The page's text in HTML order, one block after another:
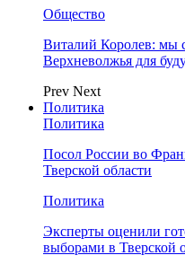
Общество
Виталий Королев: мы
Верхневолжья для
Prev Next
Политика
Политика
Посол России во
Тверской области
Политика
Эксперты оценили
выборами в Тверской